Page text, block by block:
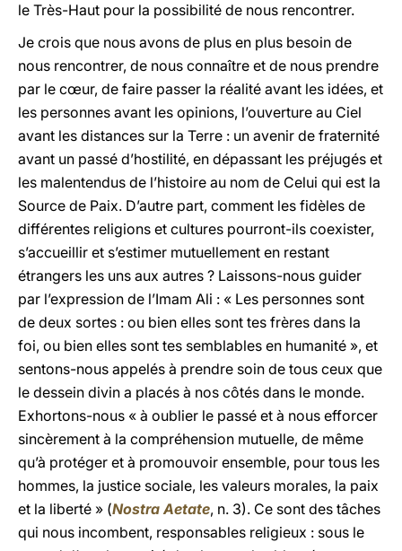
le Très-Haut pour la possibilité de nous rencontrer.
Je crois que nous avons de plus en plus besoin de
nous rencontrer, de nous connaître et de nous prendre
par le cœur, de faire passer la réalité avant les idées, et
les personnes avant les opinions, l’ouverture au Ciel
avant les distances sur la Terre : un avenir de fraternité
avant un passé d’hostilité, en dépassant les préjugés et
les malentendus de l’histoire au nom de Celui qui est la
Source de Paix. D’autre part, comment les fidèles de
différentes religions et cultures pourront-ils coexister,
s’accueillir et s’estimer mutuellement en restant
étrangers les uns aux autres ? Laissons-nous guider
par l’expression de l’Imam Ali : « Les personnes sont
de deux sortes : ou bien elles sont tes frères dans la
foi, ou bien elles sont tes semblables en humanité », et
sentons-nous appelés à prendre soin de tous ceux que
le dessein divin a placés à nos côtés dans le monde.
Exhortons-nous « à oublier le passé et à nous efforcer
sincèrement à la compréhension mutuelle, de même
qu’à protéger et à promouvoir ensemble, pour tous les
hommes, la justice sociale, les valeurs morales, la paix
et la liberté » (Nostra Aetate, n. 3). Ce sont des tâches
qui nous incombent, responsables religieux : sous le